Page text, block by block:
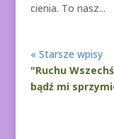
cienia. To nasz...
« Starsze wpisy
"Ruchu
bądź mi